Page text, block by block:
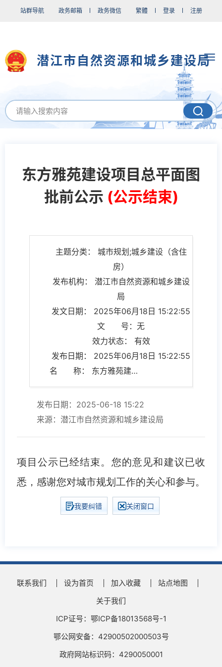
站群导航 政务邮箱 政务微信 繁體 登录 注册
潜江市自然资源和城乡建设局
东方雅苑建设项目总平面图
批前公示 (公示结束)
主题分类： 城市规划;城乡建设（含住
房）
发布机构： 潜江市自然资源和城乡建设
局
发文日期： 2025年06月18日 15:22:55
文 号：无
效力状态： 有效
发布日期： 2025年06月18日 15:22:55
名 称： 东方雅苑建设项目总平面图批前公示
发布日期：2025-06-18 15:22
来源：潜江市自然资源和城乡建设局
项目公示已经结束。您的意见和建议已收
悉，感谢您对城市规划工作的关心和参与。
我要纠错 关闭窗口
联系我们 设为首页 加入收藏
站点地图
关于我们
ICP证号：鄂ICP备18013568号-1
鄂公网安备：42900502000503号
政府网站标识码：4290050001